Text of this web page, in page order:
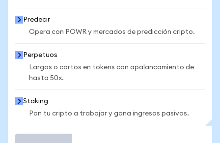
Predecir
Opera con POWR y mercados de predicción cripto.
Perpetuos
Largos o cortos en tokens con apalancamiento de
hasta 50x.
Staking
Pon tu cripto a trabajar y gana ingresos pasivos.